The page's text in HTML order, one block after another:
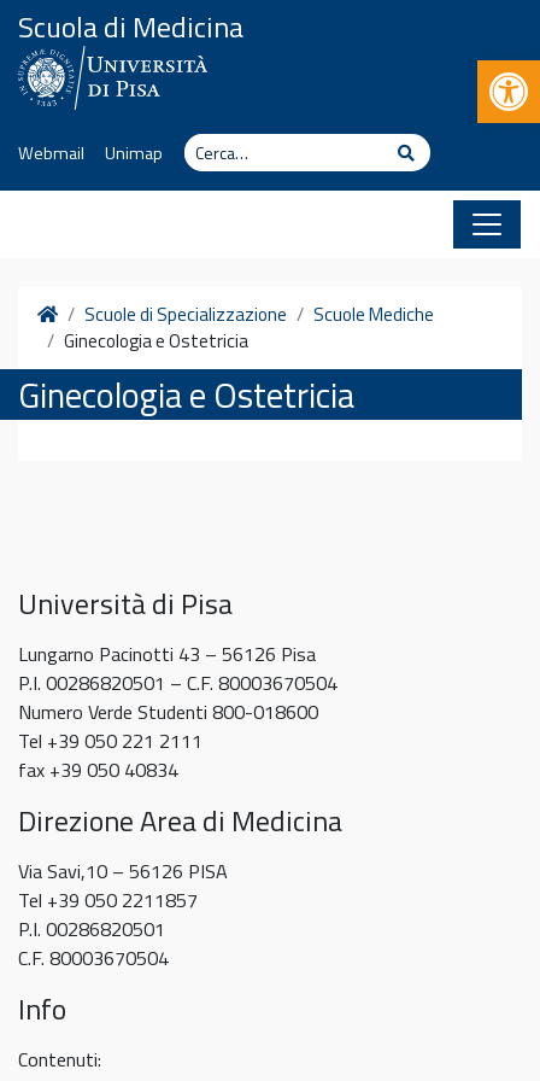
Vai al contenuto
Scuola di Medicina
Webmail Unimap Cerca Cerca
HomeScuole di Specializzazione
Scuole Mediche
Ginecologia e Ostetricia
Ginecologia e Ostetricia
Università di Pisa
Lungarno Pacinotti 43 – 56126 Pisa
P.I. 00286820501 – C.F. 80003670504
Numero Verde Studenti 800-018600
Tel +39 050 221 2111
fax +39 050 40834
Direzione Area di Medicina
Via Savi,10 – 56126 PISA
Tel +39 050 2211857
P.I. 00286820501
C.F. 80003670504
Info
Contenuti: